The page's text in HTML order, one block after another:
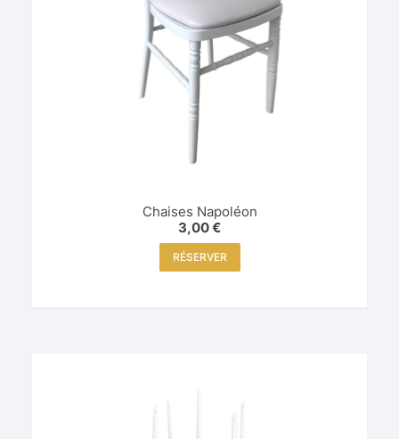
Chaises Napoléon
3,00€
RÉSERVER